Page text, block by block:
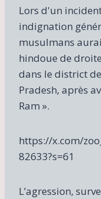
Lors d'un
indignation
musulmans
hindoue de
dans le district
Pradesh, après
Ram ».
https://x.com/
82633?s=61
L’agression,